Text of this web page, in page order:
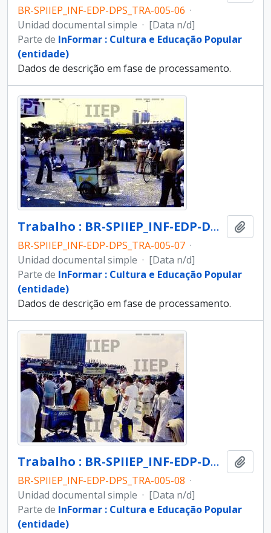
BR-SPIIEP_INF-EDP-DPS_TRA-005-06 ·
Unidad documental simple · [Data n/d]
Parte de InFormar : Cultura e Educação Popular
(entidade)
Dados de descrição em fase de processamento.
Trabalho : BR-SPIIEP_INF-EDP-DPS_TRA-005-07 [diapositivo]
BR-SPIIEP_INF-EDP-DPS_TRA-005-07 ·
Unidad documental simple · [Data n/d]
Parte de InFormar : Cultura e Educação Popular
(entidade)
Dados de descrição em fase de processamento.
Trabalho : BR-SPIIEP_INF-EDP-DPS_TRA-005-08 [diapositivo]
BR-SPIIEP_INF-EDP-DPS_TRA-005-08 ·
Unidad documental simple · [Data n/d]
Parte de InFormar : Cultura e Educação Popular
(entidade)